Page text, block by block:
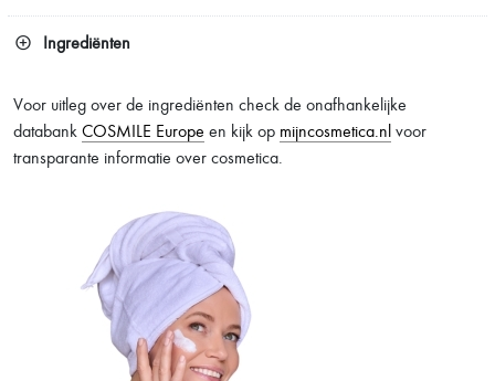
Ingrediënten
Voor uitleg over de ingrediënten check de onafhankelijke
databank COSMILE Europe en kijk op mijncosmetica.nl voor
transparante informatie over cosmetica.